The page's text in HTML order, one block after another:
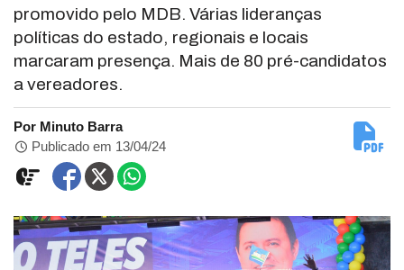
promovido pelo MDB. Várias lideranças
políticas do estado, regionais e locais
marcaram presença. Mais de 80 pré-candidatos
a vereadores.
Por Minuto Barra
Publicado em 13/04/24